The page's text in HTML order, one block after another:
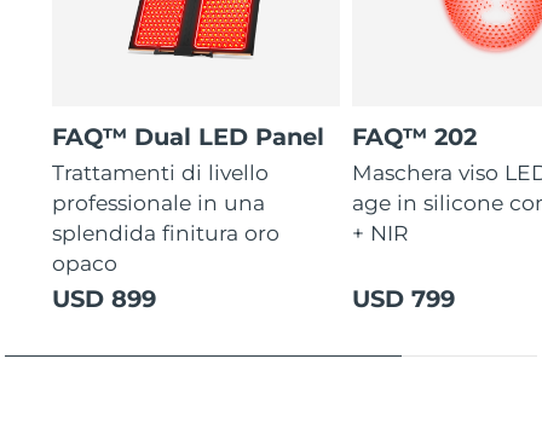
FAQ™ Dual LED Panel
Trattamenti di livello
professionale in una
splendida finitura oro
opaco
USD 899
FAQ™ 202
Maschera viso
age in silicone
+ NIR
USD 799